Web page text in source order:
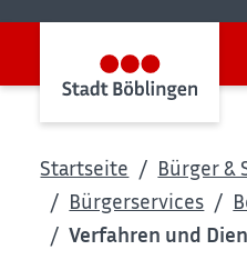
Startseite
Bürger &
Bürgerservices
Verfahren und